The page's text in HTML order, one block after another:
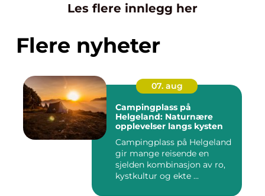
Les flere innlegg her
Flere nyheter
07. aug
Campingplass på
Helgeland: Naturnære
opplevelser langs kysten
Campingplass på Helgeland
gir mange reisende en
sjelden kombinasjon av ro,
kystkultur og ekte ...